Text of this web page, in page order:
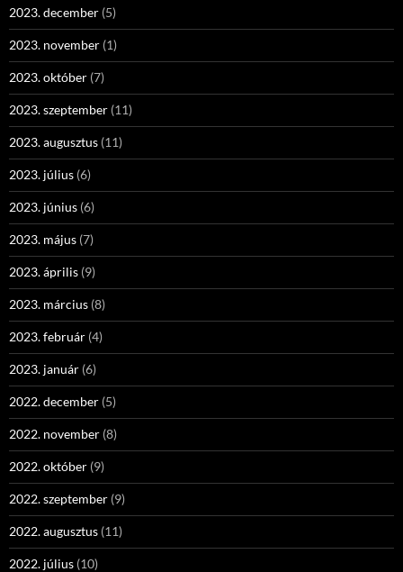
2023. december (5)
2023. november (1)
2023. október (7)
2023. szeptember (11)
2023. augusztus (11)
2023. július (6)
2023. június (6)
2023. május (7)
2023. április (9)
2023. március (8)
2023. február (4)
2023. január (6)
2022. december (5)
2022. november (8)
2022. október (9)
2022. szeptember (9)
2022. augusztus (11)
2022. július (10)